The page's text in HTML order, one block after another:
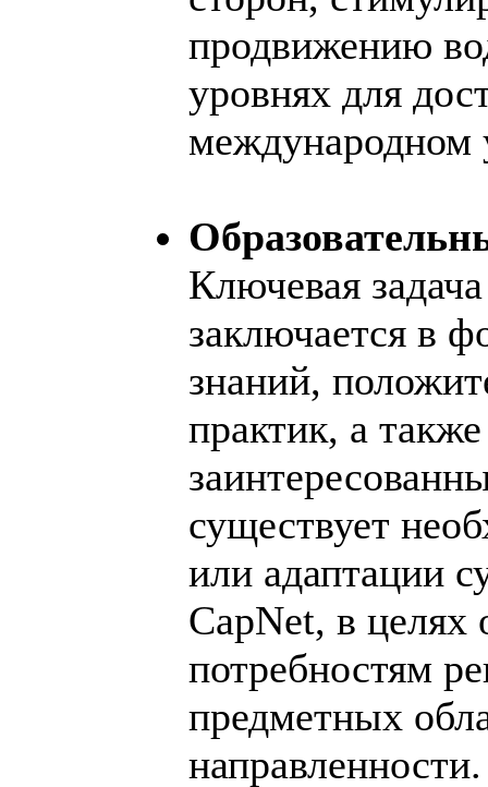
продвижению
уровнях для
международном
Ключевая
заключается в
знаний,
практик, а
существует
или адаптации
CapNet, в целях
потребностям
предметных
направленности.